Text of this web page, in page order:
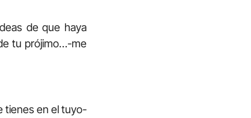
de que haya
tu prójimo…-me
tienes en el tuyo-